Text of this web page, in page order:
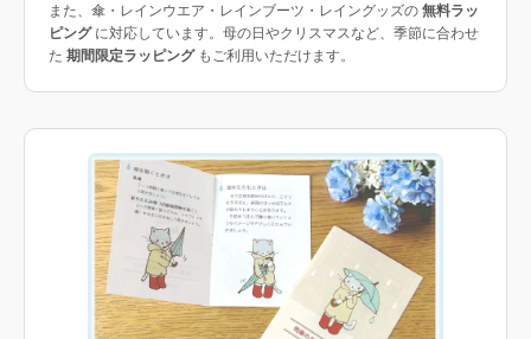
また、傘・レインウエア・レインブーツ・レイングッズの 無料ラッ
ピングに対応しています。母の日やクリスマスなど、季節に合わせ
た 期間限定ラッピングもご利用いただけます。